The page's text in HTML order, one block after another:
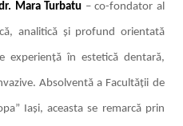
Mara Turbatu – co-fondator al
analitică și profund orientată
experiență în estetică dentară,
Absolventă a Facultății de
Iași, aceasta se remarcă prin